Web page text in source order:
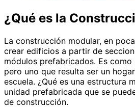
¿Qué es la
La construcción modular, en
crear edificios a partir de
módulos prefabricados. Es
pero uno que resulta ser un
escuela. ¿Qué es una estructura
unidad prefabricada que se
de construcción.